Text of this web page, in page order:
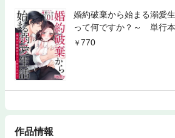
婚約破棄から始まる溺愛
って何ですか？～ 単行
770
作品情報